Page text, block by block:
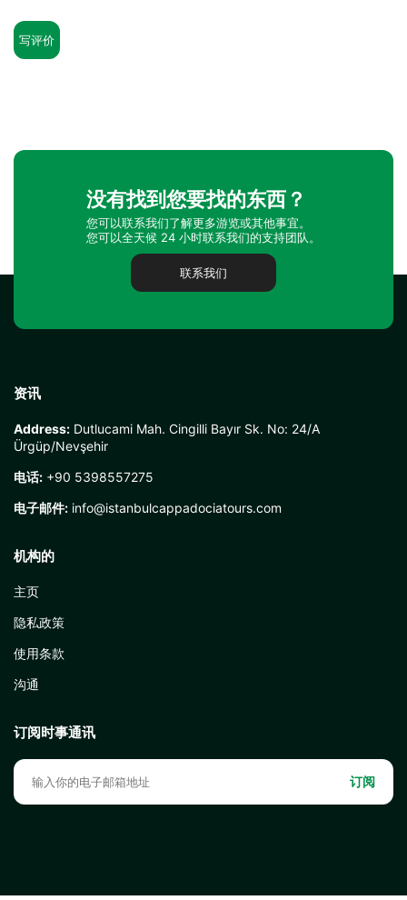
写评价
没有找到您要找的东西？
您可以联系我们了解更多游览或其他事宜。
您可以全天候 24 小时联系我们的支持团队。
联系我们
资讯
Address: Dutlucami Mah. Cingilli Bayır Sk. No: 24/A
Ürgüp/Nevşehir
电话: +90 5398557275
电子邮件: info@istanbulcappadociatours.com
机构的
主页
隐私政策
使用条款
沟通
订阅时事通讯
订阅